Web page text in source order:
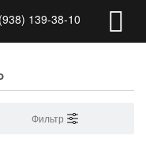
139-38-10
Фильтр